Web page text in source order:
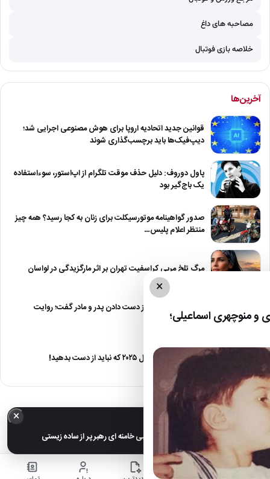
مصاحبه های داغ
خلاصه بازی فوتبال
آخرین‌ها
قوانین جدید اتحادیه اروپا برای هوش مصنوعی اجرایی شد؛
دیپ‌فیک‌ها باید برچسب‌گذاری شوند
پاول دوروف: دلیل حذف موقت تلگرام از اپ‌استور، سوءاستفاده
یک باج‌گیر بود
صدور گواهینامه موتورسیکلت برای زنان به کجا رسید؟ همه چیز
منتظر اعلام پلیس…
مرگ تلخ مربی کراسفیت تهران بر اثر مارگزیدگی در لواسان
حمید استیلی از غم از دست دادن پدر و مادر گفت؛ روایت
صریح…
معرفی ۶ مینی سریال ۲۰۲۵ که نباید از دست بدهید!
×
منوچهری اسماعیلی؛
× خبر مهم
عکس های خانوادگی مجتبی خامنه ای رهبر پر از ساده زیستی